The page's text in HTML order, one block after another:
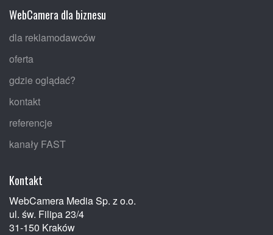
WebCamera dla biznesu
dla reklamodawców
oferta
gdzie oglądać?
kontakt
referencje
kanały FAST
Kontakt
WebCamera Media Sp. z o.o.
ul. św. Filipa 23/4
31-150 Kraków